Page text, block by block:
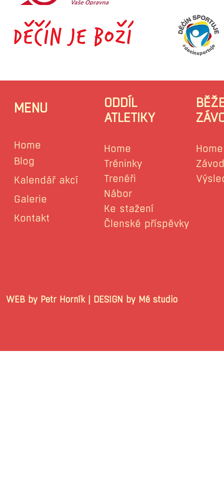
MENU
Home
Blog
Kalendář akcí
Galerie
Kontakt
ODDÍL
ATLETIKY
Home
Tréninky
Trenéři
Nábor
Ke stažení
Členské příspěvky
Home
WEB by Petr Horník | DESIGN by Mé